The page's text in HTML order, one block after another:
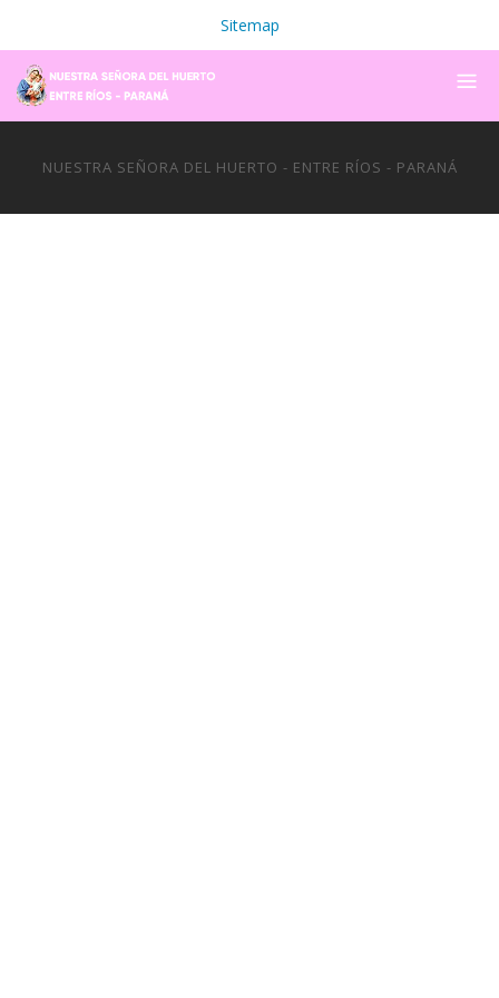
Sitemap
NUESTRA SEÑORA DEL HUERTO - ENTRE RÍOS - PARANÁ